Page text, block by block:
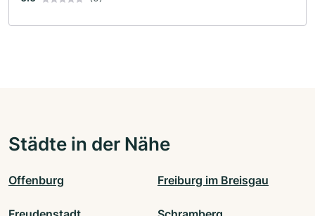
Städte in der Nähe
Offenburg Freiburg im Breisgau